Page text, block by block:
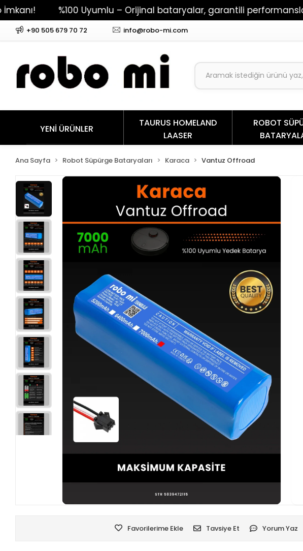
%100 Uyumlu – Orijinal bataryalar, garantili performansla
+90 505 679 70 72 info@robo-mi.com
YENİ ÜRÜNLER
TAURUS HOMELAND
LAASER
ROBOT
Ana Sayfa Robot Süpürge Bataryaları Karaca Vantuz Offroad
Favorilerime Ekle Tavsiye Et Yorum Yaz